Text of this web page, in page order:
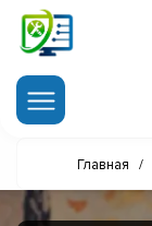
Главная /